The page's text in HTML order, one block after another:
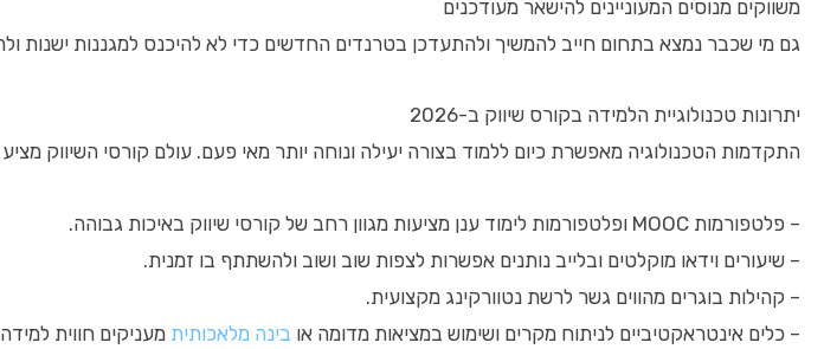
משווקים מנוסים המעוניינים להישאר מעודכנים
גם מי שכבר נמצא בתחום חייב להמשיך ולהתעדכן בטרנדים החדשים כדי לא להיכנס למגננות ישנות
יתרונות טכנולוגיית הלמידה בקורס שיווק ב-2026
התקדמות הטכנולוגיה מאפשרת כיום ללמוד בצורה יעילה ונוחה יותר מאי פעם. עולם קורסי השיווק
– פלטפורמות MOOC ופלטפורמות לימוד ענן מציעות מגוון רחב של קורסי שיווק באיכות גבוהה.
– שיעורים וידאו מוקלטים ובלייב נותנים אפשרות לצפות שוב ושוב ולהשתתף בו זמנית.
– קהילות בוגרים מהווים גשר לרשת נטוורקינג מקצועית.
– כלים אינטראקטיביים לניתוח מקרים ושימוש במציאות מדומה או בינה מלאכותית מעניקים חווית